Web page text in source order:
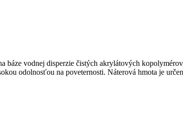
báze vodnej disperzie čistých akrylátových
odolnosťou na poveternosti. Náterová hmota je